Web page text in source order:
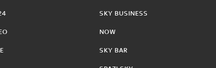
SKY BUSINESS
NOW
SKY BAR